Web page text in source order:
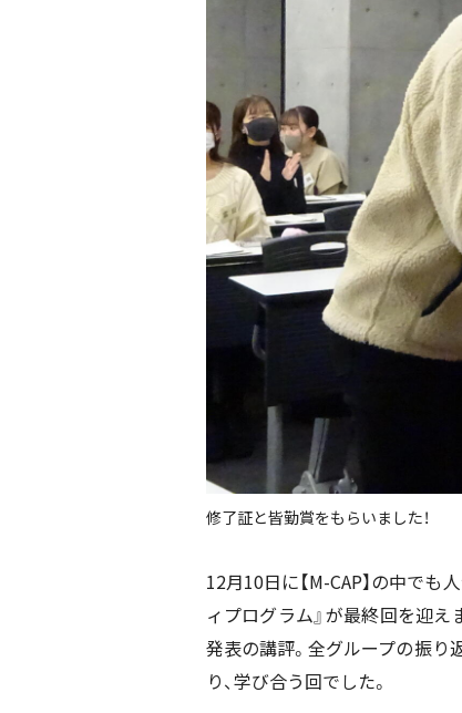
修了証と皆勤賞をもらいました！
12月10日に【M-CAP】の中でも
ィプログラム』が最終回を迎
発表の講評。全グループの振
り、学び合う回でした。